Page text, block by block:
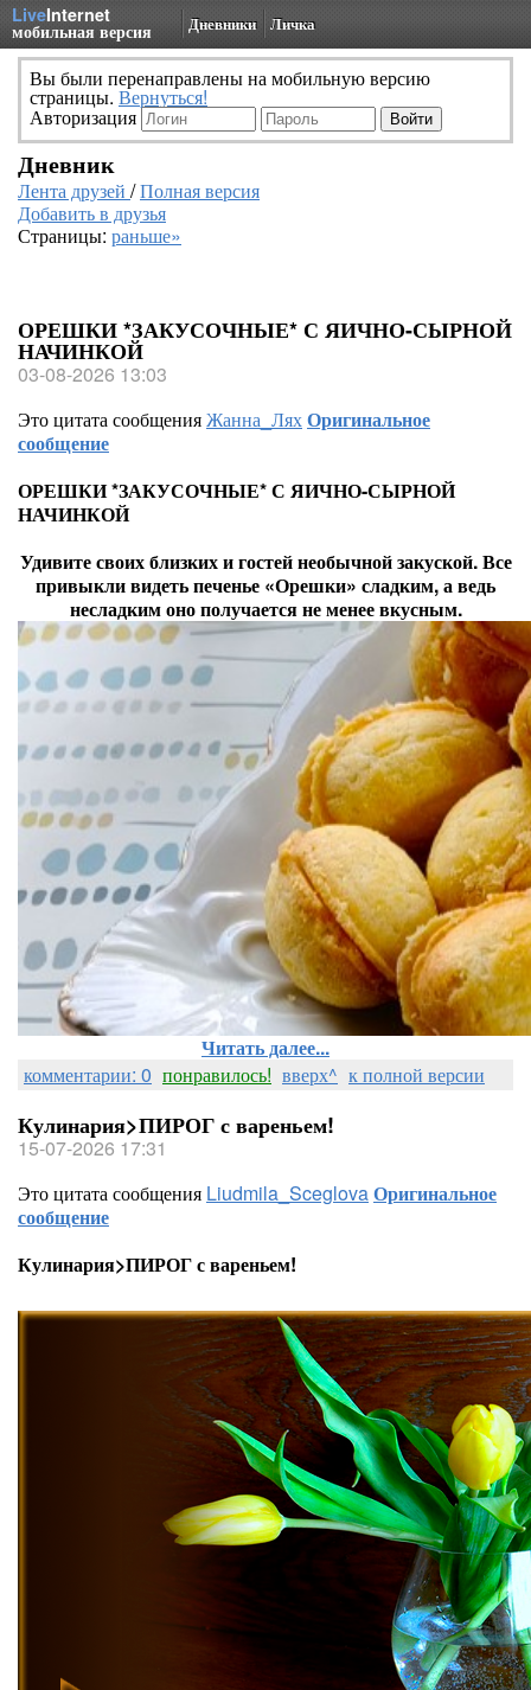
LiveInternet
мобильная версия Дневники Личка
Вы были перенаправлены на мобильную версию
страницы. Вернуться!
Авторизация
Дневник
Лента друзей /Полная версия
Добавить в друзья
Страницы: раньше»
ОРЕШКИ *ЗАКУСОЧНЫЕ* С ЯИЧНО-СЫРНОЙ
НАЧИНКОЙ
03-08-2026 13:03
Это цитата сообщенияЖанна_ЛяхОригинальное
сообщение
ОРЕШКИ *ЗАКУСОЧНЫЕ* С ЯИЧНО-СЫРНОЙ
НАЧИНКОЙ
Удивите своих близких и гостей необычной закуской. Все
привыкли видеть печенье «Орешки» сладким, а ведь
несладким оно получается не менее вкусным.
Читать далее...
комментарии: 0 понравилось! вверх^ к полной версии
Кулинария>ПИРОГ с вареньем!
15-07-2026 17:31
Это цитата сообщения Liudmila_SceglovaОригинальное
сообщение
Кулинария>ПИРОГ с вареньем!